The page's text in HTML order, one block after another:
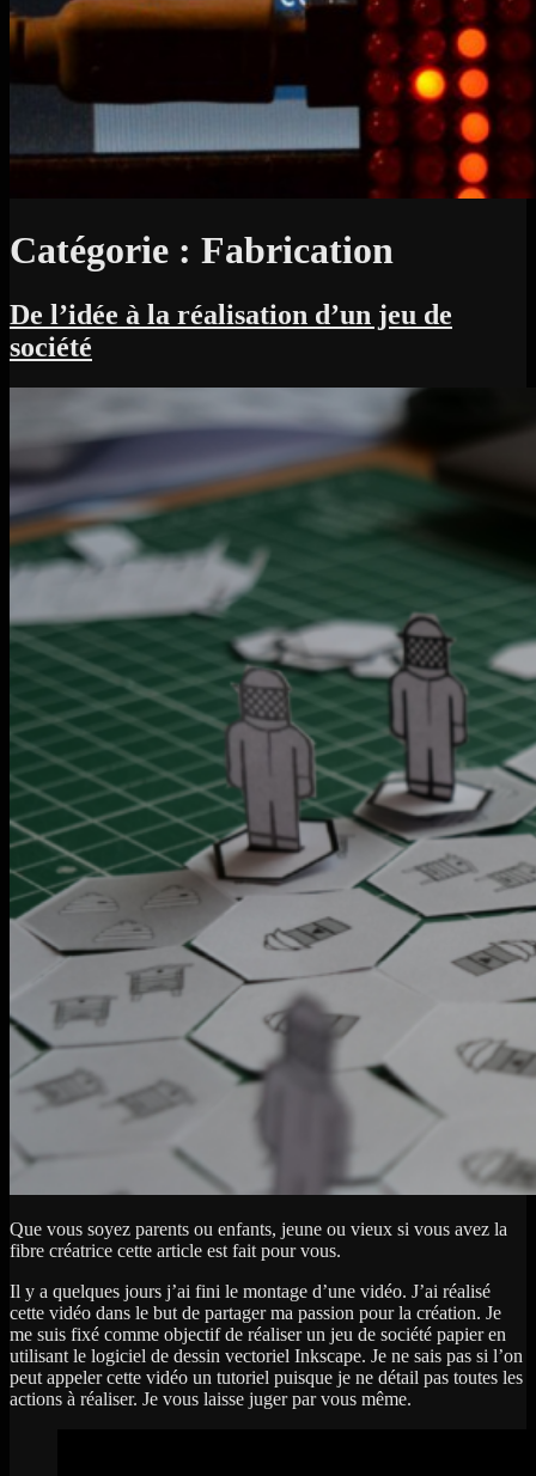
Catégorie : Fabrication
De l’idée à la réalisation d’un jeu de
société
Que vous soyez parents ou enfants, jeune ou vieux si vous avez la
fibre créatrice cette article est fait pour vous.
Il y a quelques jours j’ai fini le montage d’une vidéo. J’ai réalisé
cette vidéo dans le but de partager ma passion pour la création. Je
me suis fixé comme objectif de réaliser un jeu de société papier en
utilisant le logiciel de dessin vectoriel Inkscape. Je ne sais pas si l’on
peut appeler cette vidéo un tutoriel puisque je ne détail pas toutes les
actions à réaliser. Je vous laisse juger par vous même.